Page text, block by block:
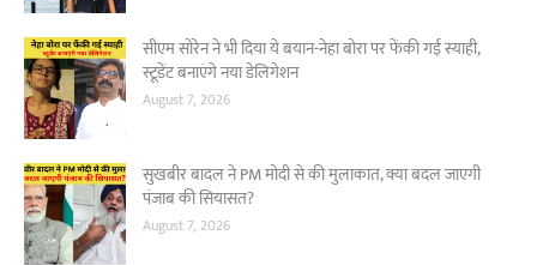
सीएम सोरेन ने भी दिया ये बयान-नेहा बोरा पर फेंकी गई स्याही,
स्टूडेंट बनाएंगे नया डेलिगेशन
August 7, 2026
सुखबीर बादल ने PM मोदी से की मुलाकात, क्या बदल जाएगी
पंजाब की सियासत?
August 7, 2026